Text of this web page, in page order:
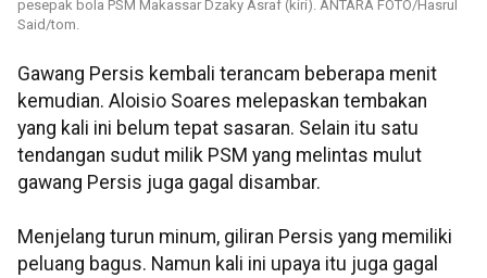
pesepak bola PSM Makassar Dzaky Asraf (kiri). ANTARA FOTO/Hasrul
Said/tom.
Gawang Persis kembali terancam beberapa menit
kemudian. Aloisio Soares melepaskan tembakan
yang kali ini belum tepat sasaran. Selain itu satu
tendangan sudut milik PSM yang melintas mulut
gawang Persis juga gagal disambar.
Menjelang turun minum, giliran Persis yang memiliki
peluang bagus. Namun kali ini upaya itu juga gagal